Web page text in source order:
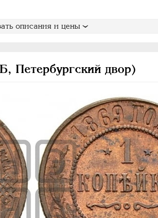
описания и цены
Петербургский двор)